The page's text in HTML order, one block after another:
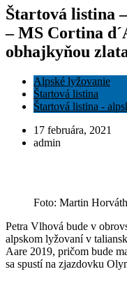
Štartová listina
– MS Cortina
obhajkyňou
Alpské lyžovanie
Štartová listina
Štartová listina -
17 februára, 2021
admin
Foto: Martin Horváth
Petra Vlhová bude v
alpskom lyžovaní v
Aare 2019, pričom bude
sa spustí na zjazdovku